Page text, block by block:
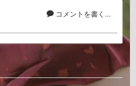
コメントを書く...